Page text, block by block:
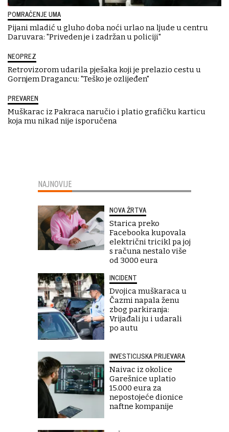
POMRAČENJE UMA
Pijani mladić u gluho doba noći urlao na ljude u centru
Daruvara: "Priveden je i zadržan u policiji"
NEOPREZ
Retrovizorom udarila pješaka koji je prelazio cestu u
Gornjem Dragancu: "Teško je ozlijeđen"
PREVAREN
Muškarac iz Pakraca naručio i platio grafičku karticu
koja mu nikad nije isporučena
NAJNOVIJE
NOVA ŽRTVA
Starica preko
Facebooka kupovala
električni tricikl pa joj
s računa nestalo više
od 3000 eura
INCIDENT
Dvojica muškaraca u
Čazmi napala ženu
zbog parkiranja:
Vrijađali ju i udarali
po autu
INVESTICIJSKA PRIJEVARA
Naivac iz okolice
Garešnice uplatio
15.000 eura za
nepostojeće dionice
naftne kompanije